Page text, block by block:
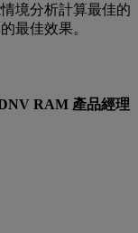
境分析計算最佳的
最佳效果。
RAM 產品經理